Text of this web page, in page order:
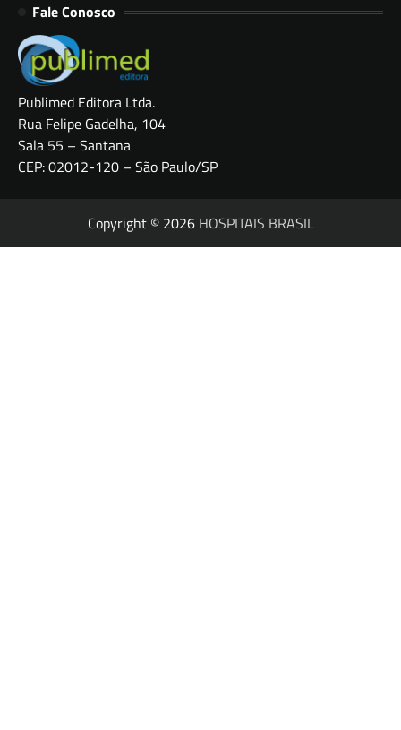
Fale Conosco
Publimed Editora Ltda.
Rua Felipe Gadelha, 104
Sala 55 – Santana
CEP: 02012-120 – São Paulo/SP
Copyright © 2026 HOSPITAIS BRASIL